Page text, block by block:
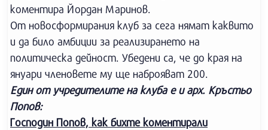
коментира Йордан Маринов.
От новосформирания клуб за сега нямат каквито
и да било амбиции за реализирането на
политическа дейност. Убедени са, че до края на
януари членовете му ще наброяват 200.
Един от учредителите на клуба е и арх. Кръстьо
Попов:
Господин Попов, как бихте коментирали